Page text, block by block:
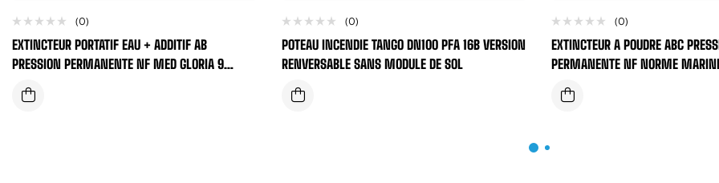
(0)
EXTINCTEUR PORTATIF EAU + ADDITIF AB
PRESSION PERMANENTE NF MED GLORIA 9
LITRES
(0)
POTEAU INCENDIE TANGO DN100 PFA 16B VERSION
RENVERSABLE SANS MODULE DE SOL
(0)
EXTINCTEUR A POUDRE ABC
PERMANENTE NF NORME